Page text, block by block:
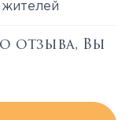
отзыва, Вы